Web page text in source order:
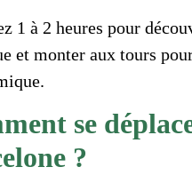
1 à 2 heures pour
et monter aux tours
se
?